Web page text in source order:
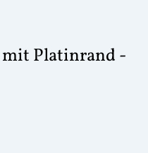
Platinrand -